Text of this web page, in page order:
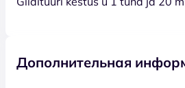
Дополнительная